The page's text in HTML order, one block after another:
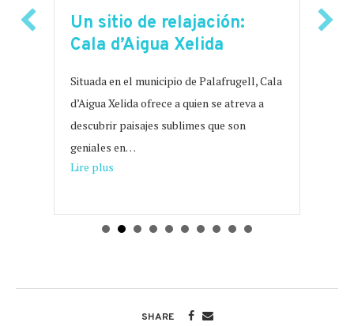
de la Costa Brava
Un sitio de relajación:
Cala d’Aigua Xelida
Situada en el municipio de Palafrugell, Cala
d’Aigua Xelida ofrece a quien se atreva a
descubrir paisajes sublimes que son
geniales en…
Lire plus
SHARE